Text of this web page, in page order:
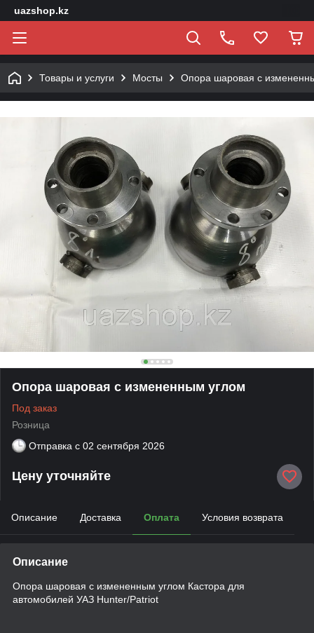
uazshop.kz
Товары и услуги Мосты Опора шаровая с
Опора шаровая с измененным углом
Под заказ
Розница
Отправка с 02 сентября 2026
Цену уточняйте
Описание Доставка Оплата Условия возврата
Описание
Опора шаровая с измененным углом Кастора для
автомобилей УАЗ Hunter/Patriot